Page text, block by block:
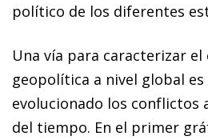
político de los diferentes
Una vía para caracterizar el
geopolítica a nivel global
evolucionado los conflictos
del tiempo. En el primer